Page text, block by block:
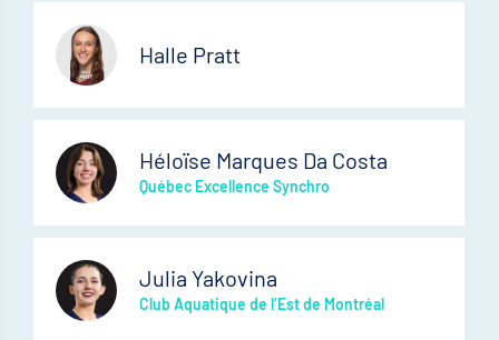
Halle Pratt
Héloïse Marques Da Costa
Québec Excellence Synchro
Julia Yakovina
Club Aquatique de l’Est de Montréal